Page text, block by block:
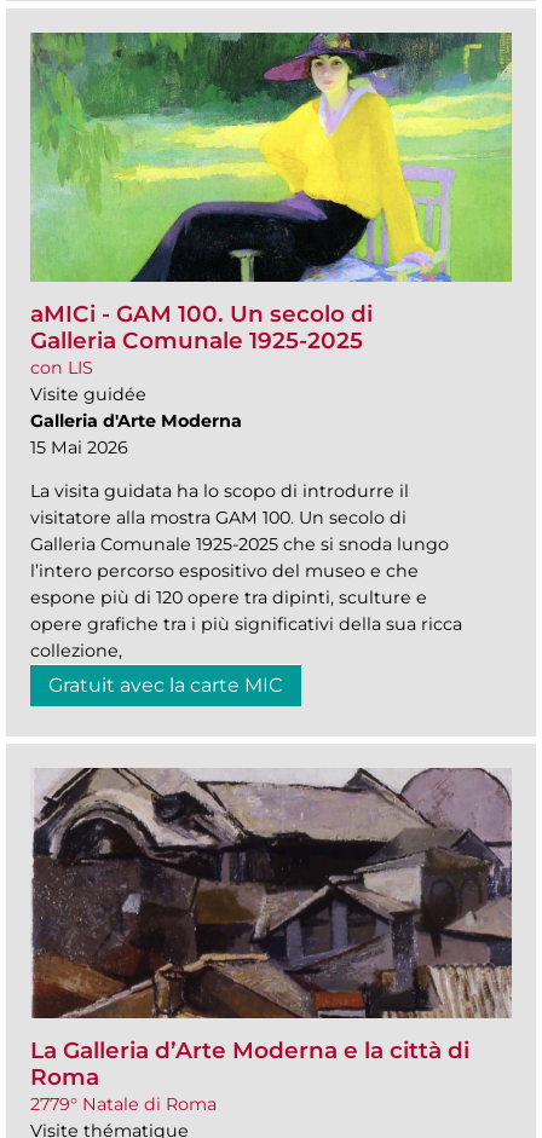
aMICi - GAM 100. Un secolo di
Galleria Comunale 1925-2025
con LIS
Visite guidée
Galleria d'Arte Moderna
15 Mai 2026
La visita guidata ha lo scopo di introdurre il
visitatore alla mostra GAM 100. Un secolo di
Galleria Comunale 1925-2025 che si snoda lungo
l’intero percorso espositivo del museo e che
espone più di 120 opere tra dipinti, sculture e
opere grafiche tra i più significativi della sua ricca
collezione,
Gratuit avec la carte MIC
La Galleria d’Arte Moderna e la città di
Roma
2779° Natale di Roma
Visite thématique